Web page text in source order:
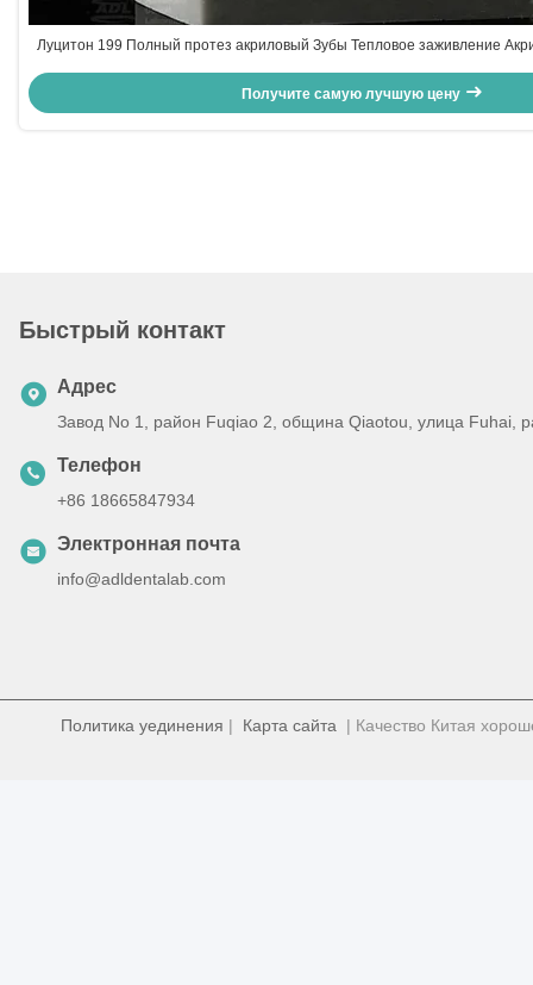
Луцитон 199 Полный протез акриловый Зубы Тепловое заживление
Получите самую лучшую цену
Быстрый контакт
Адрес
Завод No 1, район Fuqiao 2, община Qiaotou, улица Fuhai,
Телефон
+86 18665847934
Электронная почта
info@adldentalab.com
Политика уединения | Карта сайта | Качество Китая